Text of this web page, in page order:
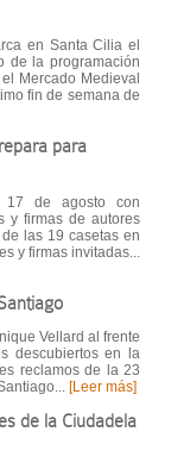
en Santa Cilia el
de la programación
Mercado Medieval
fin de semana de
para
de agosto con
y firmas de autores
las 19 casetas en
y firmas invitadas...
Vellard al frente
descubiertos en la
reclamos de la 23
[Leer más]
de la Ciudadela